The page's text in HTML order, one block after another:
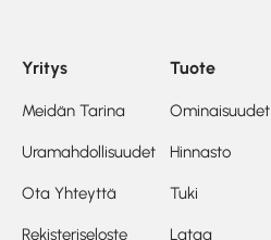
Yritys
Meidän Tarina
Uramahdollisuudet
Ota Yhteyttä
Rekisteriseloste
Tuote
Ominaisuudet
Hinnasto
Tuki
Lataa